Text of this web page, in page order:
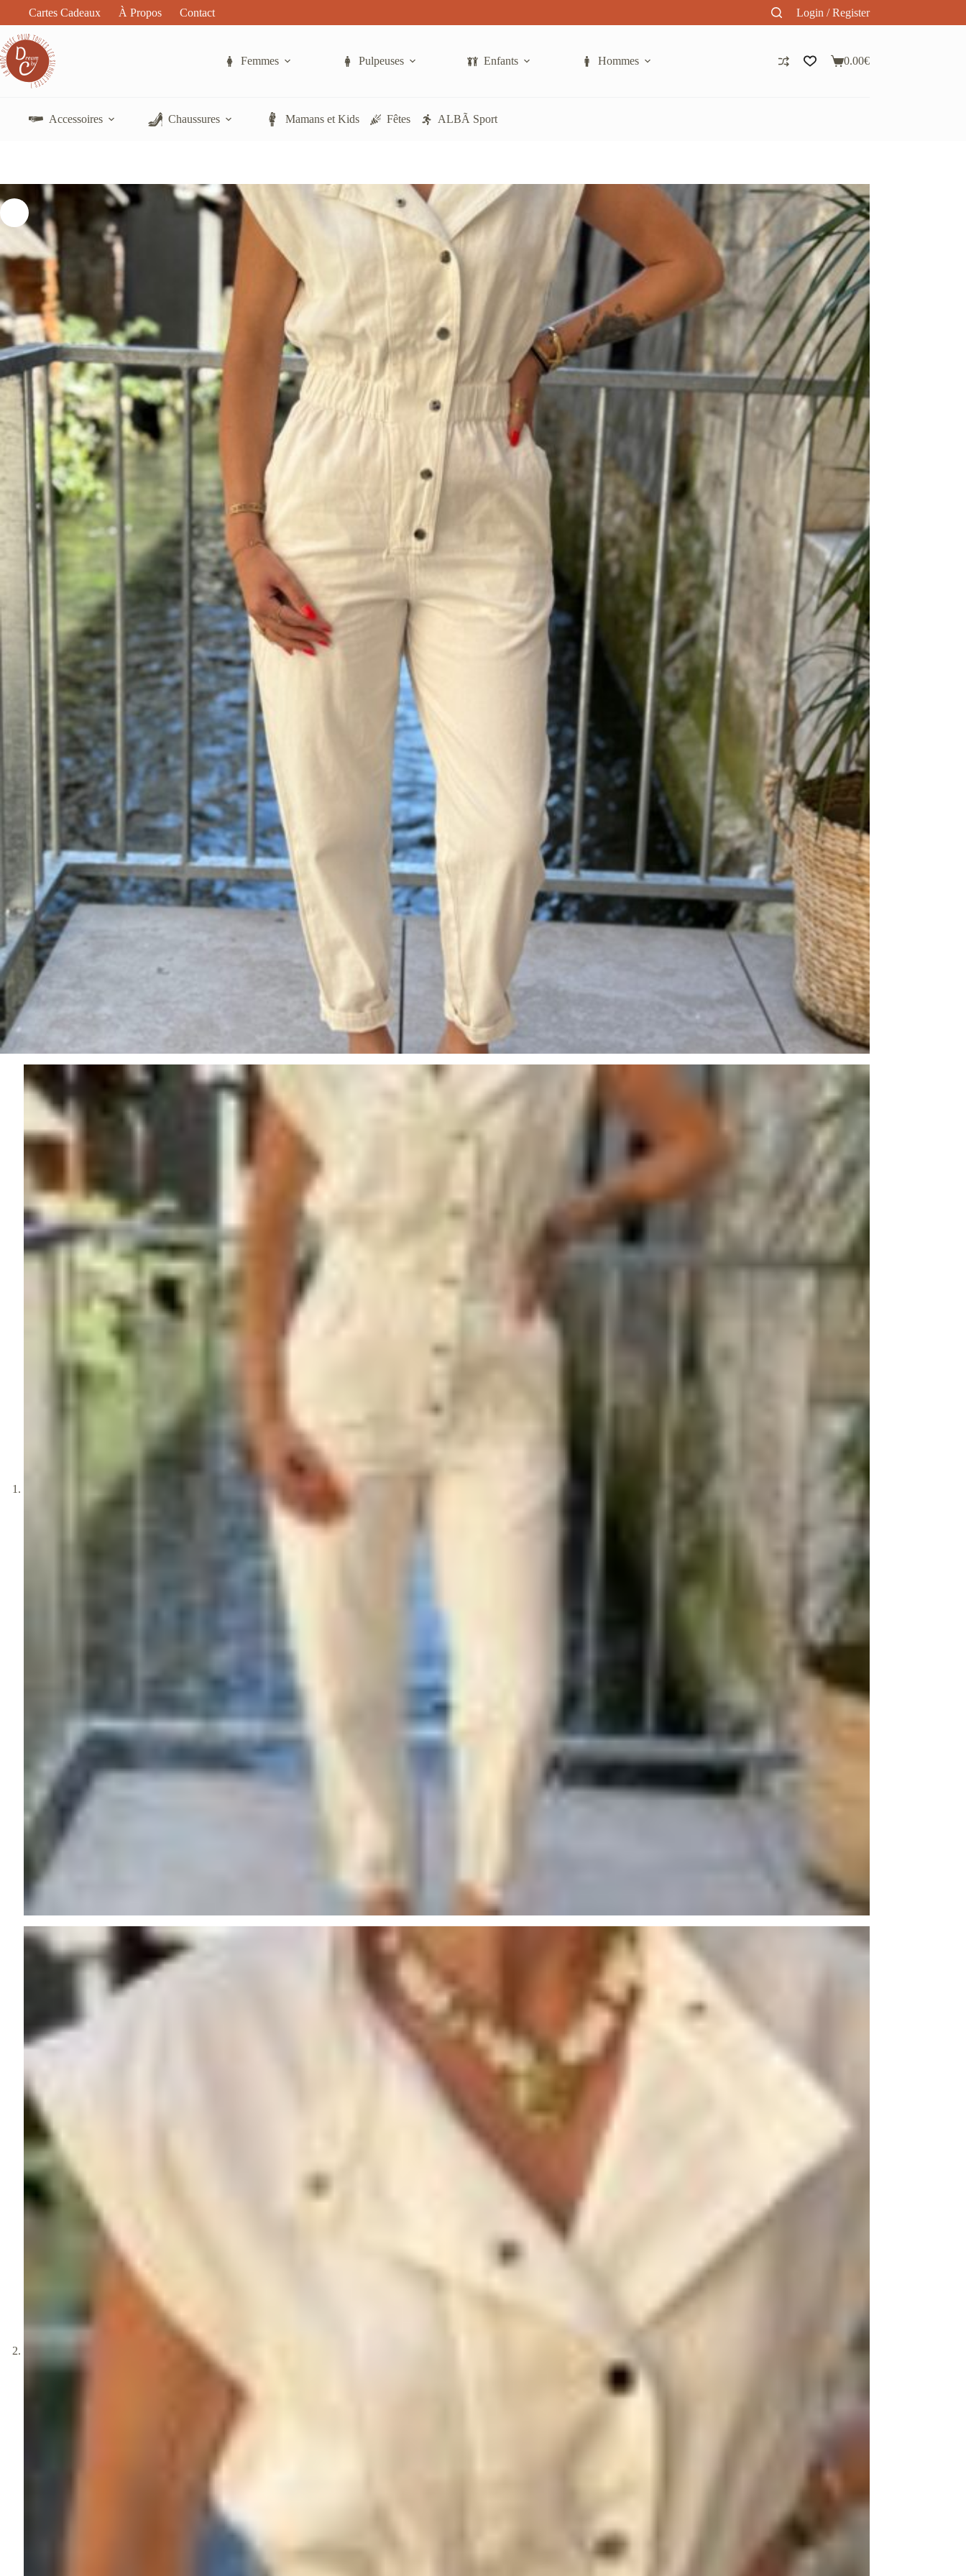
contenu
Cartes Cadeaux À Propos Contact Login / Register
Femmes Pulpeuses Enfants Hommes
Panier
0.00€
Accessoires Chaussures Mamans et Kids Fêtes ALBÃ Sport